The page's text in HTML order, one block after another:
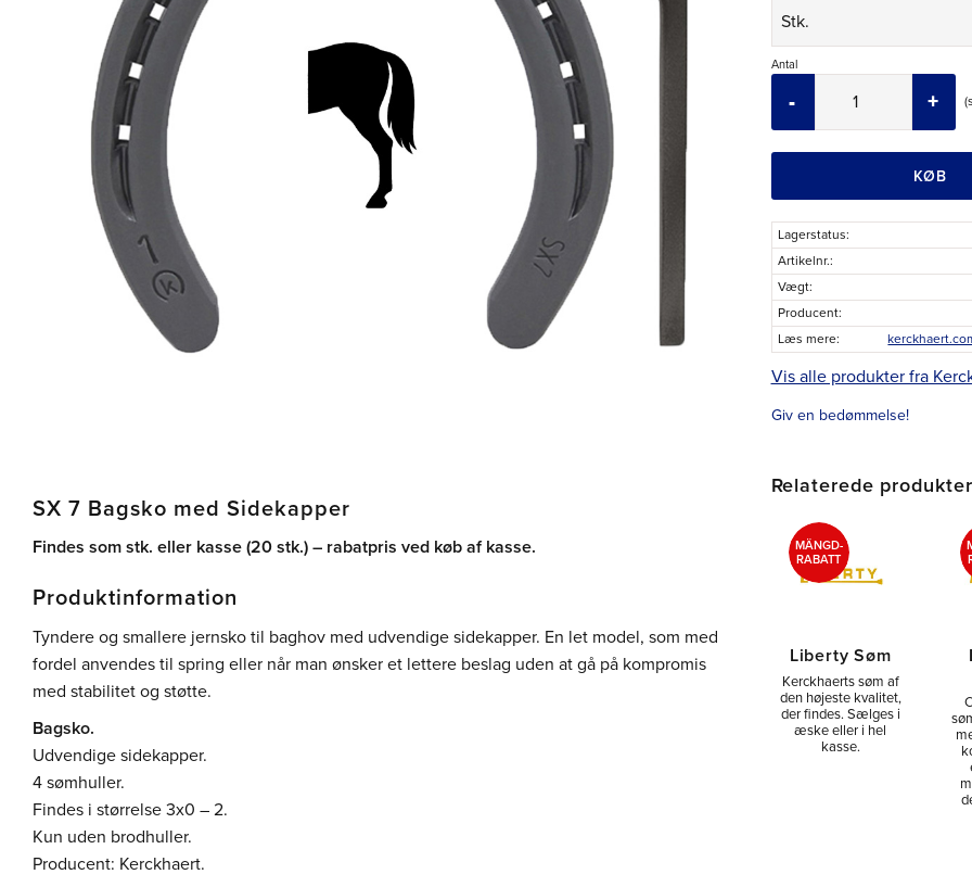
Antal
+
-
KØB
Lagerstatus
Artikelnr.
Vægt
Producent
Læs mere
Vis alle produkter fra
Giv en bedømmelse!
SX 7 Bagsko med Sidekapper
Findes som stk. eller kasse (20 stk.) – rabatpris ved køb af kasse.
Produktinformation
Tyndere og smallere jernsko til baghov med udvendige sidekapper. En let model, som med
fordel anvendes til spring eller når man ønsker et lettere beslag uden at gå på kompromis
med stabilitet og støtte.
Bagsko.
Udvendige sidekapper.
4 sømhuller.
Findes i størrelse 3x0 – 2.
Kun uden brodhuller.
Producent: Kerckhaert.
Relaterede produkter
Liberty Søm
Kerckhaerts søm af
den højeste kvalitet,
der findes. Sælges i
æske eller i hel
kasse.
MÄNGD-
RABATT